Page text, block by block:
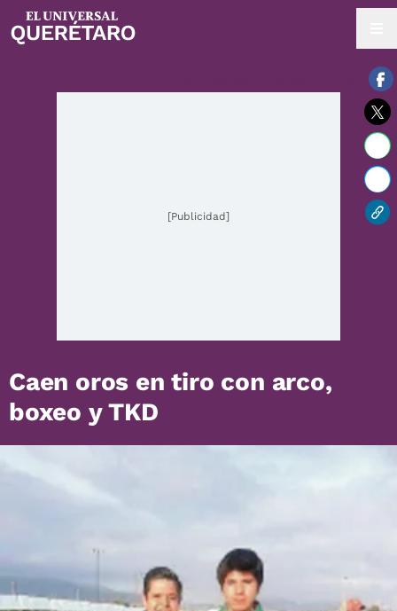
08 / agosto / 2026 | 02:59 hrs.
[Publicidad]
Caen oros en tiro con arco,
boxeo y TKD